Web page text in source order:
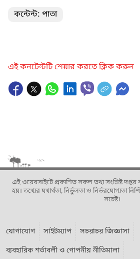
কন্টেন্ট: পাতা
এই কনটেন্টটি শেয়ার করতে ক্লিক করুন
এই ওয়েবসাইটে প্রকাশিত সকল তথ্য সংশ্লিষ্ট দপ্তর
হয়। তথ্যের যথার্থতা, নির্ভুলতা ও নির্ভরযোগ্যতা
সচেষ্ট।
যোগাযোগ সাইটম্যাপ
সচরাচর জিজ্ঞাসা
ব্যবহারিক শর্তাবলী ও গোপনীয় নীতিমালা